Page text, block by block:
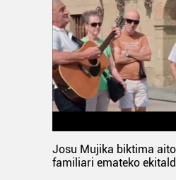
Josu Mujika biktima
familiari emateko